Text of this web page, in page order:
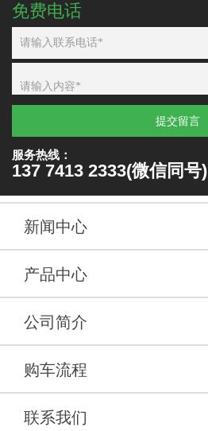
免费电话
提交留言
服务热线：
137 7413 2333(微信同号)
新闻中心
产品中心
公司简介
购车流程
联系我们